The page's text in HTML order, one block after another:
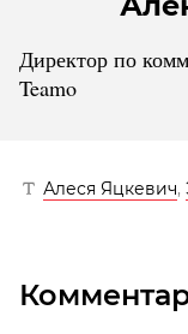
Директор по
Teamo
Алеся Яцкевич,